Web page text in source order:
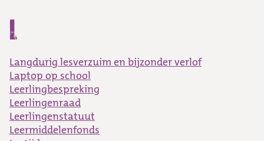
L
Langdurig lesverzuim en bijzonder verlof
Laptop op school
Leerlingbespreking
Leerlingenraad
Leerlingenstatuut
Leermiddelenfonds